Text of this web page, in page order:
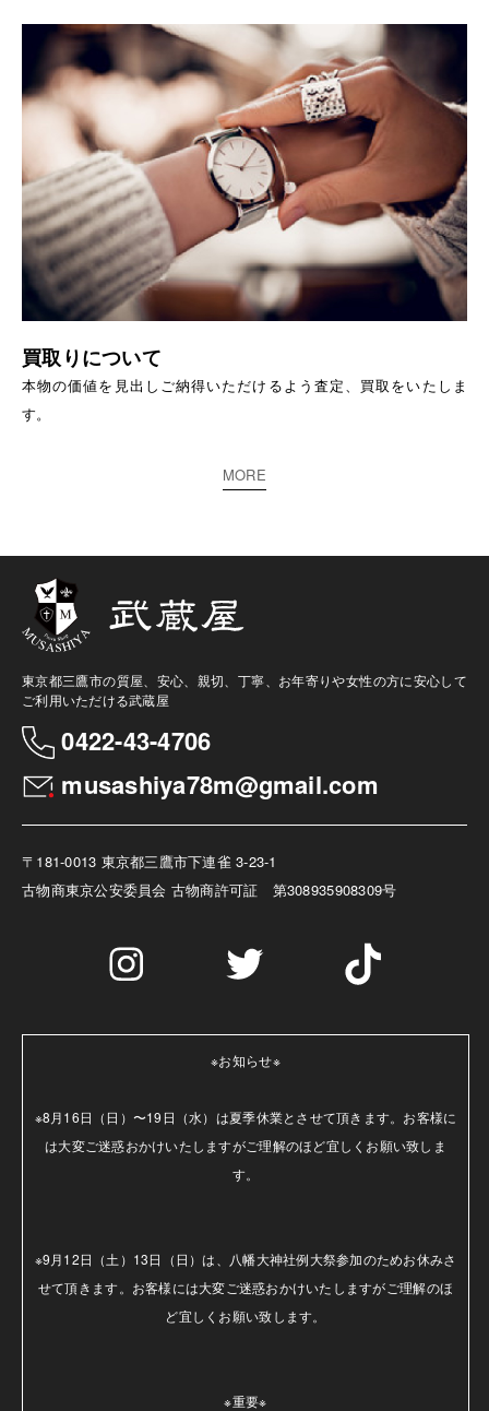
買取りについて
本物の価値を見出しご納得いただけるよう査定、買取をいたしま
す。
MORE
東京都三鷹市の質屋、安心、親切、丁寧、お年寄りや女性の方に安心して
ご利用いただける武蔵屋
0422-43-4706
musashiya78m@gmail.com
〒181-0013 東京都三鷹市下連雀 3-23-1
古物商東京公安委員会 古物商許可証 第308935908309号
※お知らせ※
※8月16日（日）〜19日（水）は夏季休業とさせて頂きます。お客様に
は大変ご迷惑おかけいたしますがご理解のほど宜しくお願い致しま
す。
※9月12日（土）13日（日）は、八幡大神社例大祭参加のためお休みさ
せて頂きます。お客様には大変ご迷惑おかけいたしますがご理解のほ
ど宜しくお願い致します。
※重要※